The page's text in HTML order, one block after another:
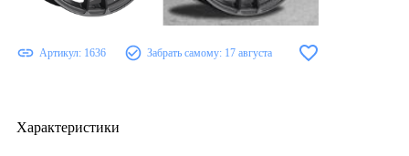
Артикул: 1636 Забрать самому: 17 августа
Характеристики